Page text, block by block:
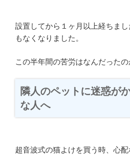
設置してから１ヶ月以上経ちま
もなくなりました。
この半年間の苦労はなんだった
隣人のペットに迷惑が
な人へ
超音波式の猫よけを買う時、心配